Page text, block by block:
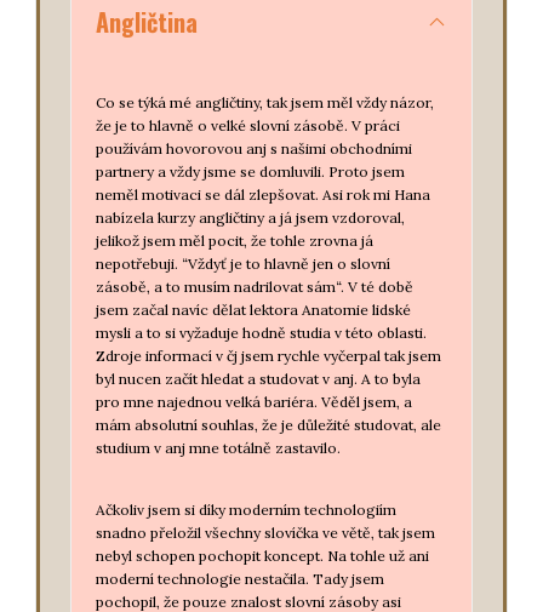
Angličtina
Co se týká mé angličtiny, tak jsem měl vždy názor,
že je to hlavně o velké slovní zásobě. V práci
používám hovorovou anj s našimi obchodními
partnery a vždy jsme se domluvili. Proto jsem
neměl motivaci se dál zlepšovat. Asi rok mi Hana
nabízela kurzy angličtiny a já jsem vzdoroval,
jelikož jsem měl pocit, že tohle zrovna já
nepotřebuji. “Vždyť je to hlavně jen o slovní
zásobě, a to musím nadrilovat sám“. V té době
jsem začal navíc dělat lektora Anatomie lidské
mysli a to si vyžaduje hodně studia v této oblasti.
Zdroje informací v čj jsem rychle vyčerpal tak jsem
byl nucen začít hledat a studovat v anj. A to byla
pro mne najednou velká bariéra. Věděl jsem, a
mám absolutní souhlas, že je důležité studovat, ale
studium v anj mne totálně zastavilo.
Ačkoliv jsem si díky moderním technologiím
snadno přeložil všechny slovíčka ve větě, tak jsem
nebyl schopen pochopit koncept. Na tohle už ani
moderní technologie nestačila. Tady jsem
pochopil, že pouze znalost slovní zásoby asi